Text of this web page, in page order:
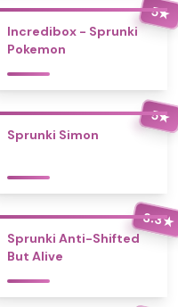
5★
Incredibox - Sprunki
Pokemon
5★
Sprunki Simon
3.3★
Sprunki Anti-Shifted
But Alive